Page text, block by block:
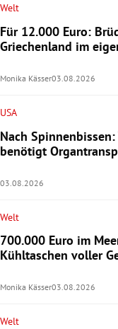
Welt
Für 12.000 Euro:
Griechenland im
Monika Kässer03.08.2026
USA
Nach
benötigt
03.08.2026
Welt
700.000 Euro im
Kühltaschen voller
Monika Kässer03.08.2026
Welt